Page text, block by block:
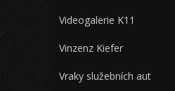
Videogalerie K11
Vinzenz Kiefer
Vraky služebních aut